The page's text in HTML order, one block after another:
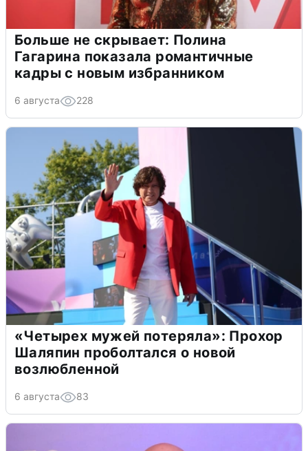
Больше не скрывает: Полина
Гагарина показала романтичные
кадры с новым избранником
6 августа 228
«Четырех мужей потеряла»: Прохор
Шаляпин проболтался о новой
возлюбленной
6 августа 83